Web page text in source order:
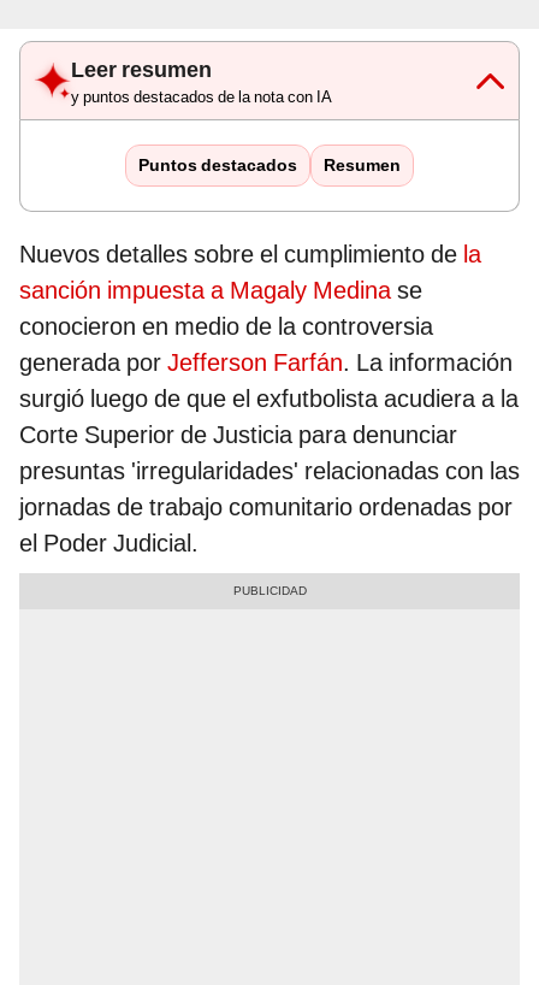
Leer resumen
y puntos destacados de la nota con IA
Puntos destacados Resumen
Nuevos detalles sobre el cumplimiento de la
sanción impuesta a Magaly Medinase
conocieron en medio de la controversia
generada por Jefferson Farfán. La información
surgió luego de que el exfutbolista acudiera a la
Corte Superior de Justicia para denunciar
presuntas 'irregularidades' relacionadas con las
jornadas de trabajo comunitario ordenadas por
el Poder Judicial.